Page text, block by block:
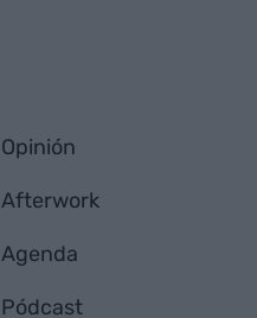
Opinión
Afterwork
Agenda
Pódcast